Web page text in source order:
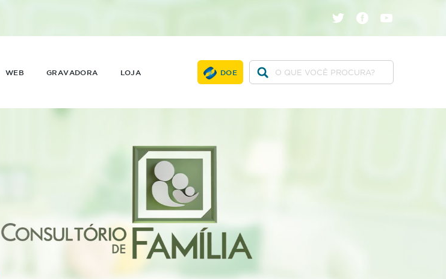
WEB GRAVADORA LOJA DOE